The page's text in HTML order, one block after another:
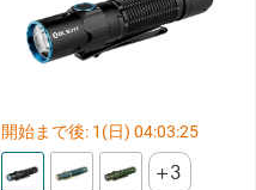
開始まで後: 1 (日)04:03:24
3